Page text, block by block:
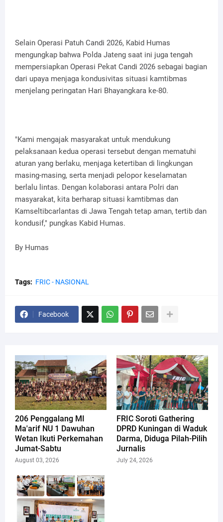
Selain Operasi Patuh Candi 2026, Kabid Humas
mengungkap bahwa Polda Jateng saat ini juga tengah
mempersiapkan Operasi Pekat Candi 2026 sebagai bagian
dari upaya menjaga kondusivitas situasi kamtibmas
menjelang peringatan Hari Bhayangkara ke-80.
"Kami mengajak masyarakat untuk mendukung
pelaksanaan kedua operasi tersebut dengan mematuhi
aturan yang berlaku, menjaga ketertiban di lingkungan
masing-masing, serta menjadi pelopor keselamatan
berlalu lintas. Dengan kolaborasi antara Polri dan
masyarakat, kita berharap situasi kamtibmas dan
Kamseltibcarlantas di Jawa Tengah tetap aman, tertib dan
kondusif," pungkas Kabid Humas.
By Humas
Tags: FRIC - NASIONAL
Facebook
206 Penggalang MI
Ma'arif NU 1 Dawuhan
Wetan Ikuti Perkemahan
Jumat-Sabtu
August 03, 2026
FRIC Soroti Gathering
DPRD Kuningan di Waduk
Darma, Diduga Pilah-Pilih
Jurnalis
July 24, 2026